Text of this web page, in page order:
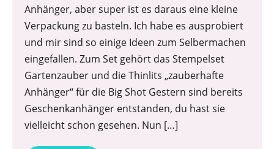
Anhänger, aber super ist es daraus eine kleine
Verpackung zu basteln. Ich habe es ausprobiert
und mir sind so einige Ideen zum Selbermachen
eingefallen. Zum Set gehört das Stempelset
Gartenzauber und die Thinlits „zauberhafte
Anhänger“ für die Big Shot Gestern sind bereits
Geschenkanhänger entstanden, du hast sie
vielleicht schon gesehen. Nun […]